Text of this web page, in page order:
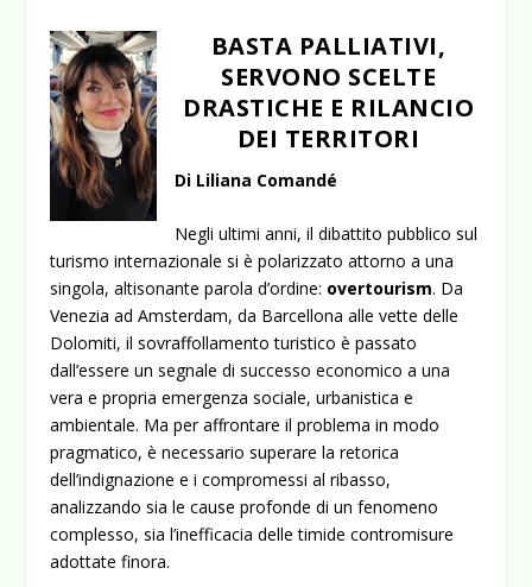
BASTA PALLIATIVI,
SERVONO SCELTE
DRASTICHE E RILANCIO
DEI TERRITORI
Di Liliana Comandé
Negli ultimi anni, il dibattito pubblico sul
turismo internazionale si è polarizzato attorno a una
singola, altisonante parola d’ordine: overtourism. Da
Venezia ad Amsterdam, da Barcellona alle vette delle
Dolomiti, il sovraffollamento turistico è passato
dall’essere un segnale di successo economico a una
vera e propria emergenza sociale, urbanistica e
ambientale. Ma per affrontare il problema in modo
pragmatico, è necessario superare la retorica
dell’indignazione e i compromessi al ribasso,
analizzando sia le cause profonde di un fenomeno
complesso, sia l’inefficacia delle timide contromisure
adottate finora.